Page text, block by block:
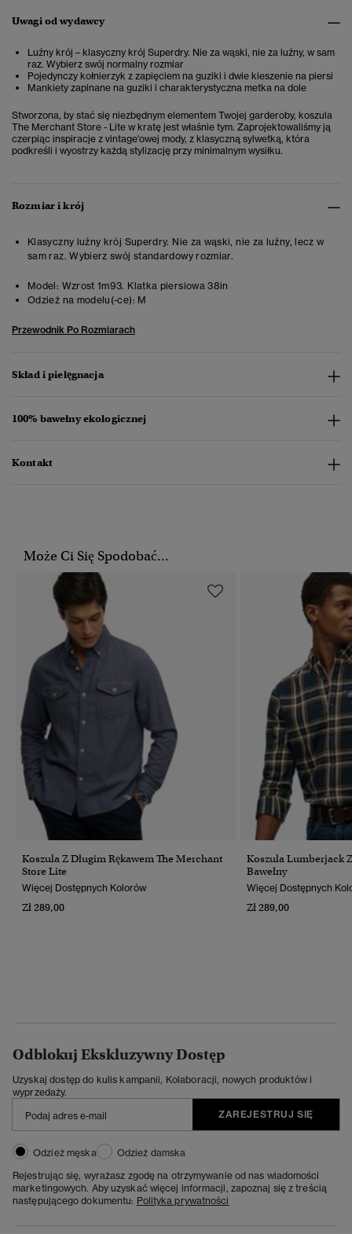
Uwagi od wydawcy
Luźny krój – klasyczny krój Superdry. Nie za wąski, nie za luźny, w sam
raz. Wybierz swój normalny rozmiar
Pojedynczy kołnierzyk z zapięciem na guziki i dwie kieszenie na piersi
Mankiety zapinane na guziki i charakterystyczna metka na dole
Stworzona, by stać się niezbędnym elementem Twojej garderoby, koszula
The Merchant Store - Lite w kratę jest właśnie tym. Zaprojektowaliśmy ją
czerpiąc inspiracje z vintage'owej mody, z klasyczną sylwetką, która
podkreśli i wyostrzy każdą stylizację przy minimalnym wysiłku.
Rozmiar i krój
Klasyczny luźny krój Superdry. Nie za wąski, nie za luźny, lecz w
sam raz. Wybierz swój standardowy rozmiar.
Model: Wzrost 1m93. Klatka piersiowa 38in
Odzież na modelu(-ce): M
Przewodnik Po Rozmiarach
Skład i pielęgnacja
100% bawełny ekologicznej
Kontakt
Może Ci Się Spodobać...
Koszula Z Długim Rękawem The Merchant
Store Lite
Więcej Dostępnych Kolorów
Zł 289,00
Koszula Lumberjack
Bawełny
Więcej Dostępnych
Zł 289,00
Odblokuj Ekskluzywny Dostęp
Uzyskaj dostęp do kulis kampanii, Kolaboracji, nowych produktów i
wyprzedaży.
ZAREJESTRUJ SIĘ
Odzież męska
Odzież damska
Rejestrując się, wyrażasz zgodę na otrzymywanie od nas wiadomości
marketingowych. Aby uzyskać więcej informacji, zapoznaj się z treścią
następującego dokumentu: Polityka prywatności